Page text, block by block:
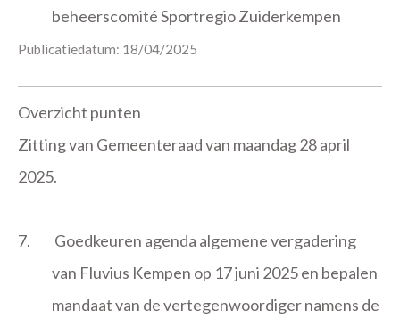
beheerscomité Sportregio Zuiderkempen
Publicatiedatum: 18/04/2025
Overzicht punten
Zitting van Gemeenteraad van maandag 28 april
2025.
7.
Goedkeuren agenda algemene vergadering
van Fluvius Kempen op 17 juni 2025 en bepalen
mandaat van de vertegenwoordiger namens de